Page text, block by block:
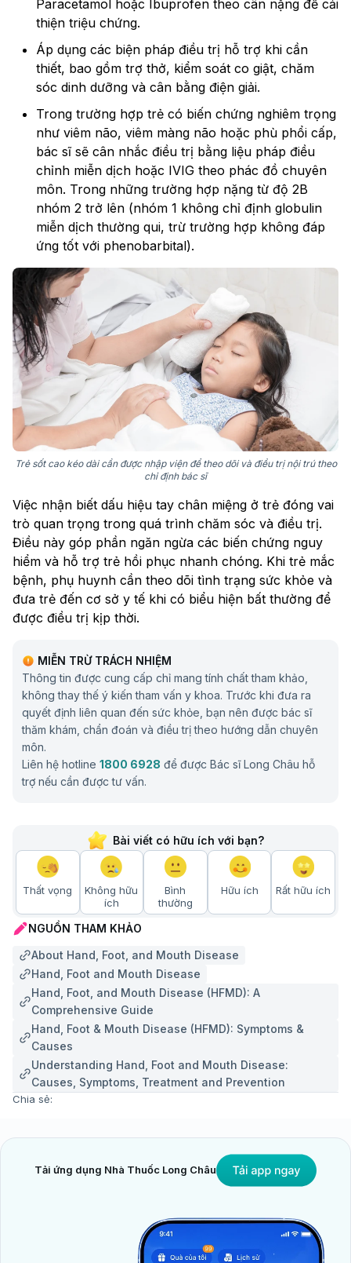
Paracetamol hoặc Ibuprofen theo cân nặng để cải
thiện triệu chứng.
Áp dụng các biện pháp điều trị hỗ trợ khi cần
thiết, bao gồm trợ thở, kiểm soát co giật, chăm
sóc dinh dưỡng và cân bằng điện giải.
Trong trường hợp trẻ có biến chứng nghiêm trọng
như viêm não, viêm màng não hoặc phù phổi cấp,
bác sĩ sẽ cân nhắc điều trị bằng liệu pháp điều
chỉnh miễn dịch hoặc IVIG theo phác đồ chuyên
môn. Trong những trường hợp nặng từ độ 2B
nhóm 2 trở lên (nhóm 1 không chỉ định globulin
miễn dịch thường qui, trừ trường hợp không đáp
ứng tốt với phenobarbital).
Trẻ sốt cao kéo dài cần được nhập viện để theo dõi và điều trị nội trú theo
chỉ định bác sĩ
Việc nhận biết dấu hiệu tay chân miệng ở trẻ đóng vai
trò quan trọng trong quá trình chăm sóc và điều trị.
Điều này góp phần ngăn ngừa các biến chứng nguy
hiểm và hỗ trợ trẻ hồi phục nhanh chóng. Khi trẻ mắc
bệnh, phụ huynh cần theo dõi tình trạng sức khỏe và
đưa trẻ đến cơ sở y tế khi có biểu hiện bất thường để
được điều trị kịp thời.
MIỄN TRỪ TRÁCH NHIỆM
Thông tin được cung cấp chỉ mang tính chất tham khảo,
không thay thế ý kiến tham vấn y khoa. Trước khi đưa ra
quyết định liên quan đến sức khỏe, bạn nên được bác sĩ
thăm khám, chẩn đoán và điều trị theo hướng dẫn chuyên
môn.
Liên hệ hotline 1800 6928 để được Bác sĩ Long Châu hỗ
trợ nếu cần được tư vấn.
Bài viết có hữu ích với bạn?
Thất vọng
Không hữu
ích
Bình
thường
Hữu ích Rất hữu ích
NGUỒN THAM KHẢO
About Hand, Foot, and Mouth Disease
Hand, Foot and Mouth Disease
Hand, Foot, and Mouth Disease (HFMD): A
Comprehensive Guide
Hand, Foot & Mouth Disease (HFMD): Symptoms &
Causes
Understanding Hand, Foot and Mouth Disease:
Causes, Symptoms, Treatment and Prevention
Chia sẻ:
Tải ứng dụng Nhà Thuốc Long Châu